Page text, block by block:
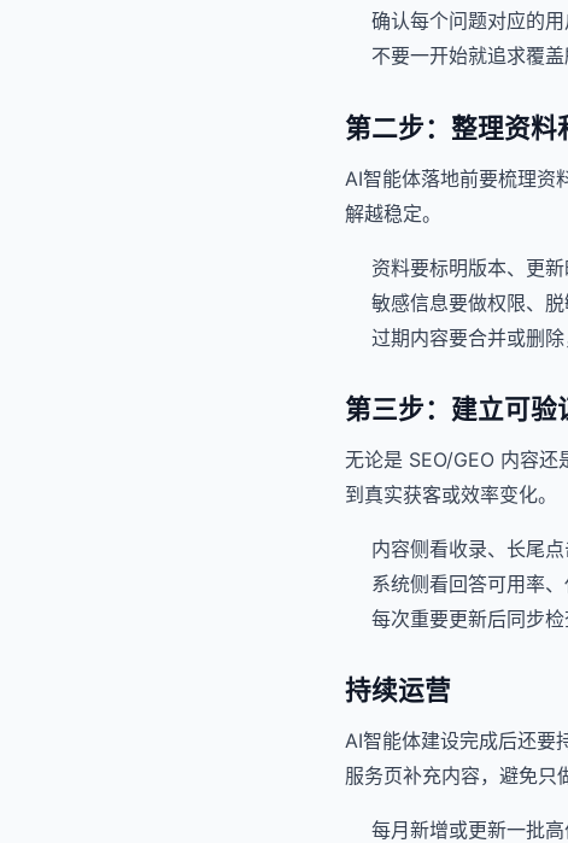
确认每个问题对应的用
不要一开始就追求覆盖
第二步：整理资料
AI智能体落地前要梳理资
解越稳定。
资料要标明版本、更新
敏感信息要做权限、脱
过期内容要合并或删除
第三步：建立可验
无论是 SEO/GEO 内容
到真实获客或效率变化。
内容侧看收录、长尾
系统侧看回答可用率
每次重要更新后同步
持续运营
AI智能体建设完成后还要
服务页补充内容，避免只
每月新增或更新一批高